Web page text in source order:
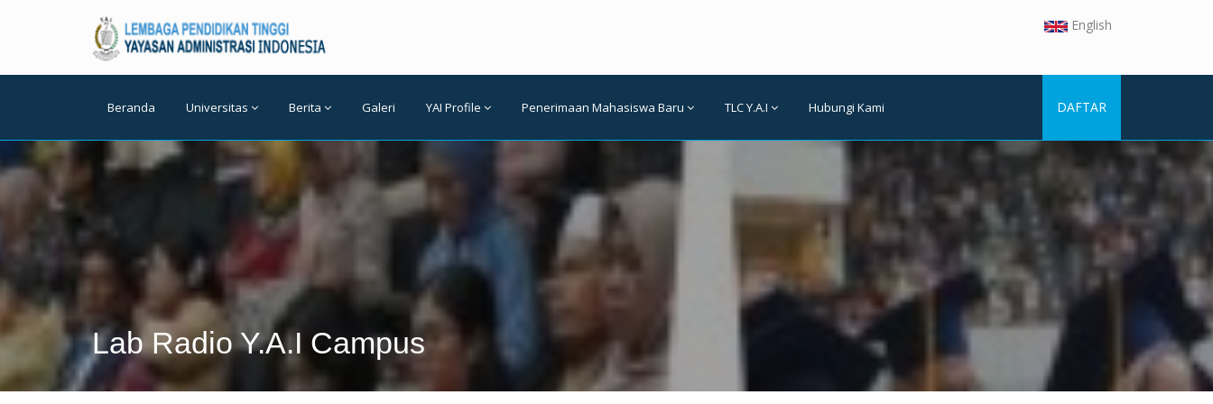
English
Beranda Universitas Berita Galeri YAI Profile Penerimaan Mahasiswa Baru TLC Y.A.I Hubungi Kami DAFTAR
Lab Radio Y.A.I Campus